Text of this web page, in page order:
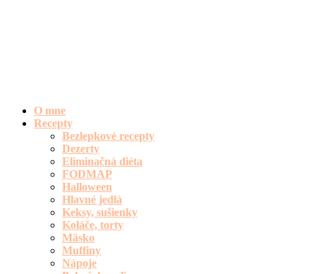
O mne
Recepty
Bezlepkové recepty
Dezerty
Eliminačná diéta
FODMAP
Halloween
Hlavné jedlá
Keksy, sušienky
Koláče, torty
Mäsko
Muffiny
Nápoje